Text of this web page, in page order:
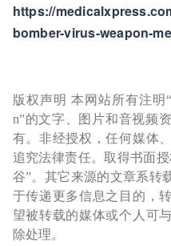
https://
bomber-virus-weapon-
版权声明 本网站所有注明
n”的文字、图片和音视频
有。非经授权，任何媒体
追究法律责任。取得书面
谷”。其它来源的文章系转
于传递更多信息之目的，
望被转载的媒体或个人可
除处理。